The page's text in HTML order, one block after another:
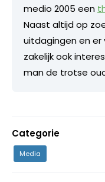
medio 2005 een
Naast altijd op
uitdagingen en
zakelijk ook
man de trotse
Categorie
Media